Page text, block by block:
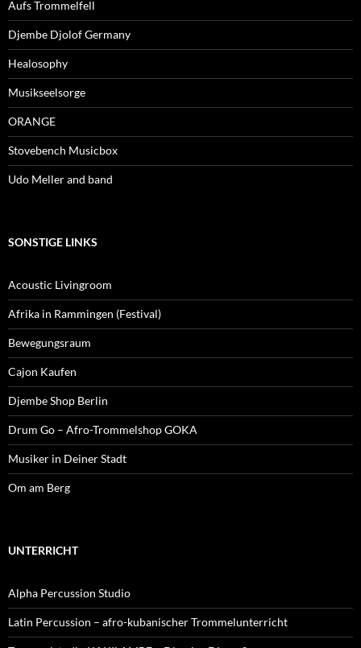
Aufs Trommelfell
Djembe Djolof Germany
Healosophy
Musikseelsorge
ORANGE
Stovebench Musicbox
Udo Meller and band
SONSTIGE LINKS
Acoustic Livingroom
Afrika in Rammingen (Festival)
Bewegungsraum
Cajon Kaufen
Djembe Shop Berlin
Drum Go – Afro-Trommelshop GOKA
Musiker in Deiner Stadt
Om am Berg
UNTERRICHT
Alpha Percussion Studio
Latin Percussion – afro-kubanischer Trommelunterricht